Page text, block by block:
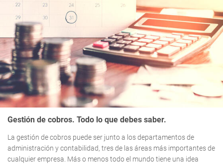
Gestión de cobros. Todo lo que debes saber.
La gestión de cobros puede ser junto a los departamentos de
administración y contabilidad, tres de las áreas más importantes de
cualquier empresa. Más o menos todo el mundo tiene una idea